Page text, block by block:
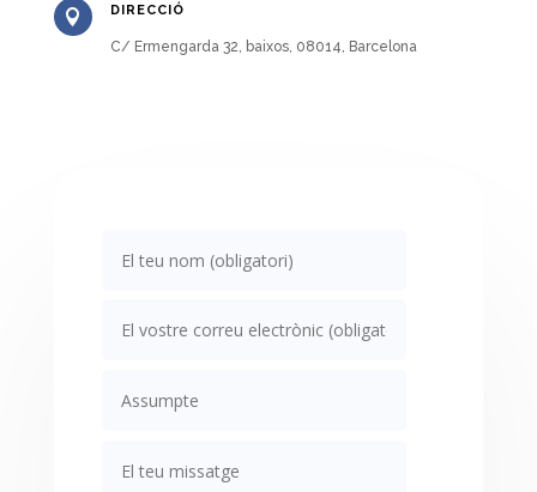
 DIRECCIÓ
C/ Ermengarda 32, baixos, 08014, Barcelona